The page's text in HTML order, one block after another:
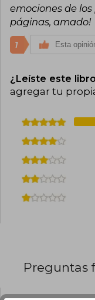
mi
(2021),
color
emociones de
páginas, amado!
1 Esta
¿Leíste este
agregar tu
Preguntas